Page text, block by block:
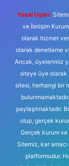
Yasal Uyarı:
ve İletişim
olarak hizmet
olarak denetleme
Ancak, üyelerimiz
siteye üye olarak
sitesi, herhangi bir
paylaşılmaktadır.
olup, gerçek
Gerçek kurum
Sitemiz, kar
platformudur.